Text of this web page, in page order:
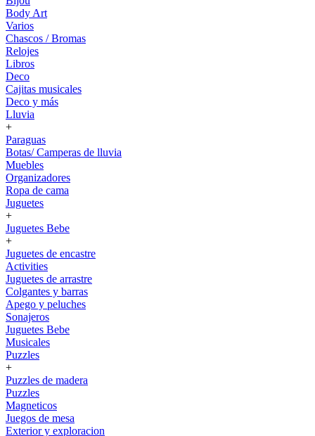
Body Art
Varios
Chascos / Bromas
Relojes
Libros
Deco
Cajitas musicales
Deco y más
Lluvia
+
Paraguas
Botas/ Camperas de lluvia
Muebles
Organizadores
Ropa de cama
Juguetes
+
Juguetes Bebe
+
Juguetes de encastre
Activities
Juguetes de arrastre
Colgantes y barras
Apego y peluches
Sonajeros
Juguetes Bebe
Musicales
Puzzles
+
Puzzles de madera
Puzzles
Magneticos
Juegos de mesa
Exterior y exploracion